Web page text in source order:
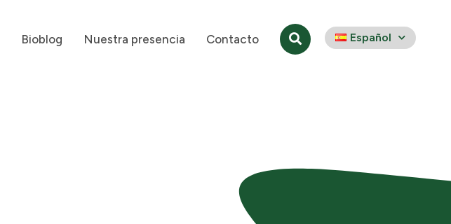
Bioblog Nuestra presencia Contacto Español